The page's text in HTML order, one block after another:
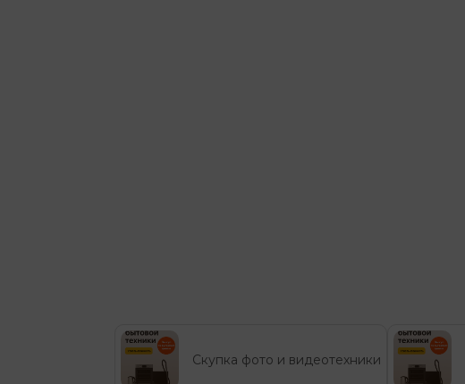
Скупка фото и видеотехники